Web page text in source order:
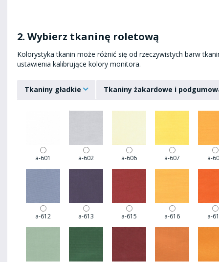
2. Wybierz tkaninę roletową
Kolorystyka tkanin może różnić się od rzeczywistych barw
ustawienia kalibrujące kolory monitora.
Tkaniny gładkie Tkaniny żakardowe i
a-601 a-602 a-606 a-607 a-
a-612 a-613 a-615 a-616 a-